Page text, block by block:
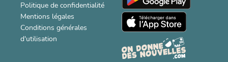
Politique de confidentialité
Mentions légales
Conditions générales
d'utilisation